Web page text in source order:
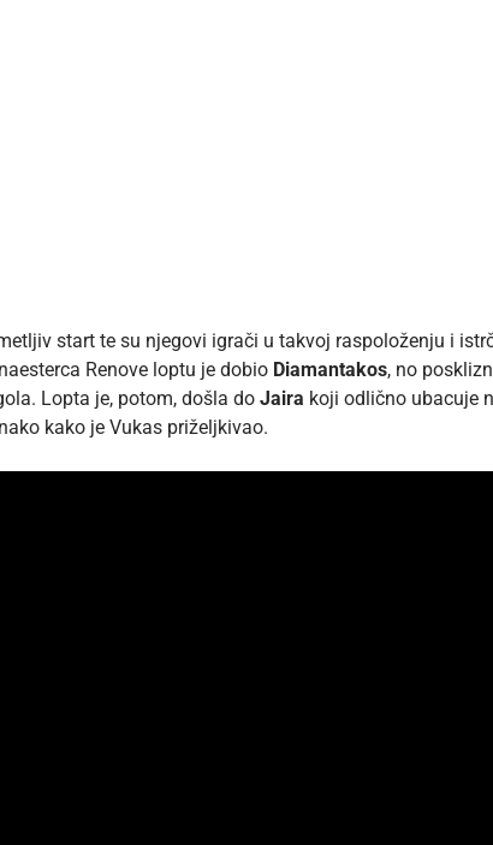
start te su njegovi igrači u takvoj raspoloženju i
Renove loptu je dobio Diamantakos, no
Lopta je, potom, došla do Jaira koji odlično ubacuje
kako je Vukas priželjkivao.